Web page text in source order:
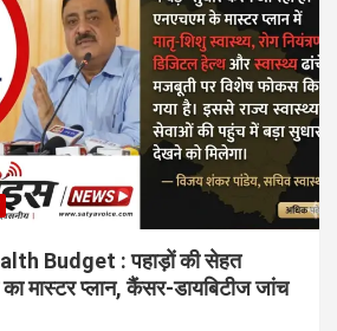
Budget : पहाड़ों की सेहत
मास्टर प्लान, कैंसर-डायबिटीज जांच